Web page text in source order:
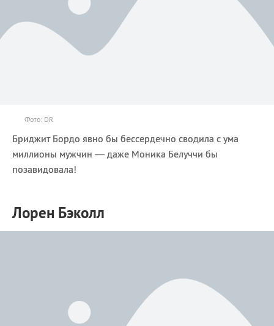
Фото: DR
Бриджит Бордо явно бы бессердечно сводила с ума
миллионы мужчин — даже Моника Белуччи бы
позавидовала!
Лорен Бэколл